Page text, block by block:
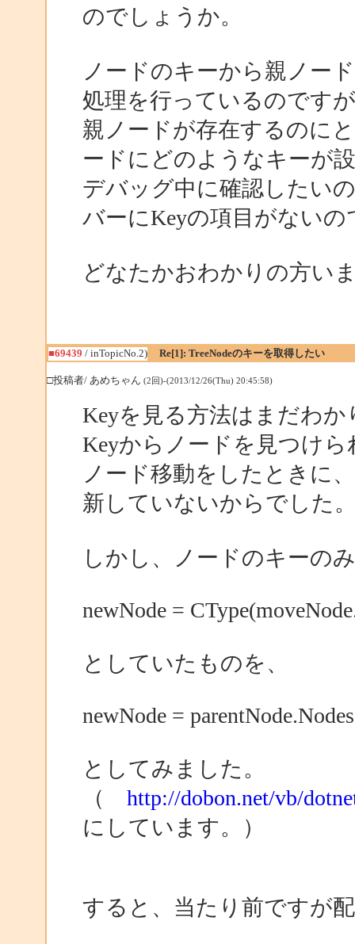
のでしょうか。
ノードのキーから親ノー
処理を行っているのです
親ノードが存在するのに
ードにどのようなキーが
デバッグ中に確認したい
バーにKeyの項目がないの
どなたかおわかりの方い
■69439 / inTopicNo.2) Re[1]: TreeNodeのキーを取得したい
□投稿者/ あめちゃん (2回)-(2013/12/26(Thu) 20:45:58)
Keyを見る方法はまだわ
Keyからノードを見つけ
ノード移動をしたときに
新していないからでした
しかし、ノードのキーの
newNode =
としていたものを、
newNode =
としてみました。
（ http://dobon.net/vb/
にしています。）
すると、当たり前ですが